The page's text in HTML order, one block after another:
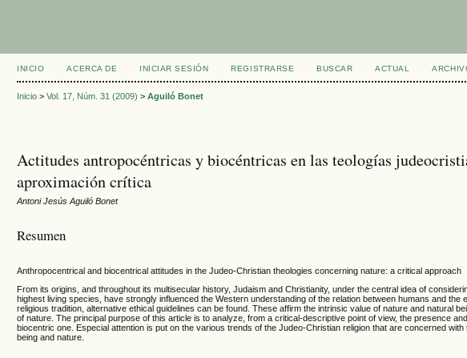
INICIO ACERCA DE INICIAR SESIÓN REGISTRARSE BUSCAR ACTUAL
Inicio >Vol. 17, Núm. 31 (2009) >Aguiló Bonet
Actitudes antropocéntricas y biocéntricas en las teologías
aproximación crítica
Antoni Jesús Aguiló Bonet
Resumen
Anthropocentrical and biocentrical attitudes in the Judeo-Christian theologies concerning nature: a critical approach
From its origins, and throughout its multisecular history, Judaism and Christianity, under the central idea of
highest living species, have strongly influenced the Western understanding of the relation between humans and the
religious tradition, alternative ethical guidelines can be found. These affirm the intrinsic value of nature and natural
of nature. The principal purpose of this article is to analyze, from a critical-descriptive point of view, the presence
biocentric one. Especial attention is put on the various trends of the Judeo-Christian religion that are concerned
being and nature.